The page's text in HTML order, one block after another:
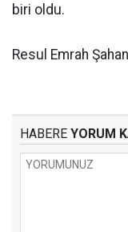
biri oldu.
Resul Emrah
HABERE YORUM